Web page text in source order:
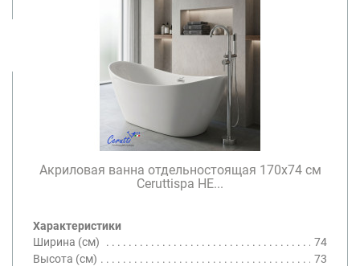
Акриловая ванна отдельностоящая 170х74 см
Ceruttispa НЕ...
Характеристики
Ширина (см)
74
Высота (см)
73